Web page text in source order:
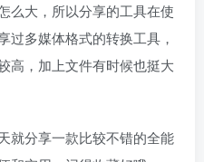
么大，所以分享的工具在使
过多媒体格式的转换工具，
高，加上文件有时候也挺大
就分享一款比较不错的全能